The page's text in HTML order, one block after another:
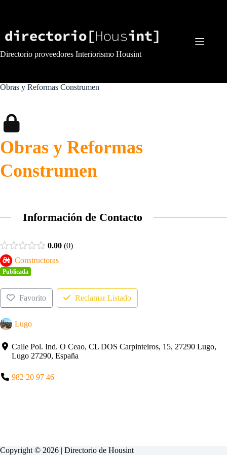
Directorio proveedores Interiorismo Housint
Obras y Reformas Construmen
Obras y Reformas
Construmen
Información de Contacto
0.00 0
Constructoras
Publicada
Favorito Reclamar Listado
Lugo
Calle Pol. Ind. O Ceao, CL DOS Carpinteiros, 15, 27290 Lugo,
Lugo 27290, España
982 20 97 46
Copyright © 2026 | Directorio de Housint